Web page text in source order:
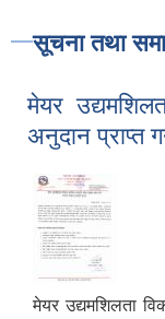
सूचना तथा
मेयर
अनुदान प्राप्त
मेयर उद्यमशिलता